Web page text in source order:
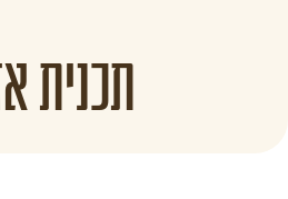
תכנית אזרח